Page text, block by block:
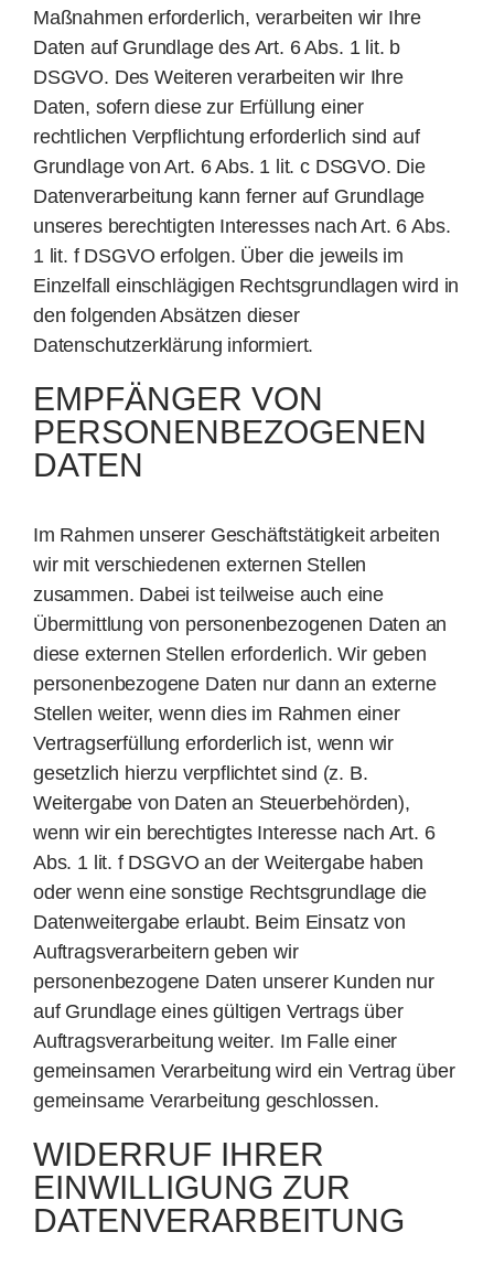
Maßnahmen erforderlich, verarbeiten wir Ihre
Daten auf Grundlage des Art. 6 Abs. 1 lit. b
DSGVO. Des Weiteren verarbeiten wir Ihre
Daten, sofern diese zur Erfüllung einer
rechtlichen Verpflichtung erforderlich sind auf
Grundlage von Art. 6 Abs. 1 lit. c DSGVO. Die
Datenverarbeitung kann ferner auf Grundlage
unseres berechtigten Interesses nach Art. 6 Abs.
1 lit. f DSGVO erfolgen. Über die jeweils im
Einzelfall einschlägigen Rechtsgrundlagen wird in
den folgenden Absätzen dieser
Datenschutzerklärung informiert.
EMPFÄNGER VON
PERSONENBEZOGENEN
DATEN
Im Rahmen unserer Geschäftstätigkeit arbeiten
wir mit verschiedenen externen Stellen
zusammen. Dabei ist teilweise auch eine
Übermittlung von personenbezogenen Daten an
diese externen Stellen erforderlich. Wir geben
personenbezogene Daten nur dann an externe
Stellen weiter, wenn dies im Rahmen einer
Vertragserfüllung erforderlich ist, wenn wir
gesetzlich hierzu verpflichtet sind (z. B.
Weitergabe von Daten an Steuerbehörden),
wenn wir ein berechtigtes Interesse nach Art. 6
Abs. 1 lit. f DSGVO an der Weitergabe haben
oder wenn eine sonstige Rechtsgrundlage die
Datenweitergabe erlaubt. Beim Einsatz von
Auftragsverarbeitern geben wir
personenbezogene Daten unserer Kunden nur
auf Grundlage eines gültigen Vertrags über
Auftragsverarbeitung weiter. Im Falle einer
gemeinsamen Verarbeitung wird ein Vertrag über
gemeinsame Verarbeitung geschlossen.
WIDERRUF IHRER
EINWILLIGUNG ZUR
DATENVERARBEITUNG